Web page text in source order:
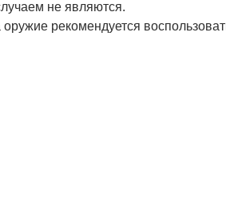
не являются.
рекомендуется